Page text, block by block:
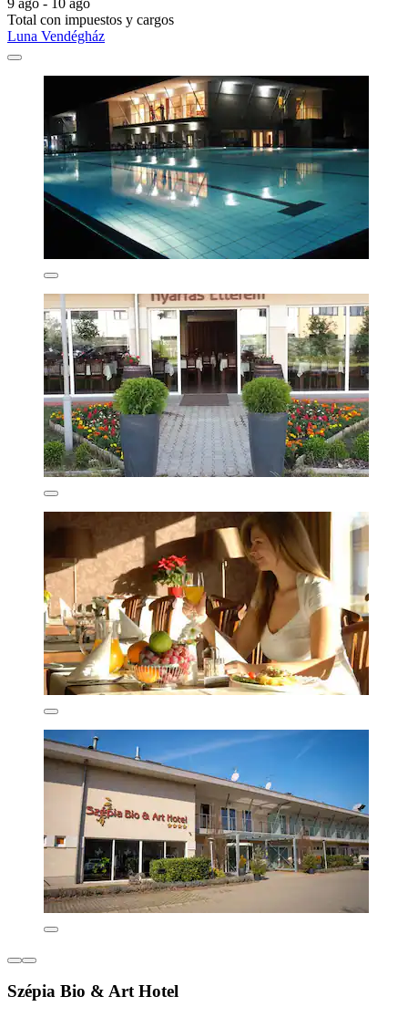
9 ago - 10 ago
Total con impuestos y cargos
Luna Vendégház
Szépia Bio & Art Hotel